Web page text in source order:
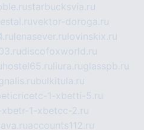
starbucksvia.ru
vektor-doroga.ru
lenasever.ru lovinskix.ru
discofoxworld.ru
hostel65.ru liura.ruglasspb.ru
bulkitula.ru
1-xbetti-5.ru
1-xbetcc-2.ru
accounts112.ru